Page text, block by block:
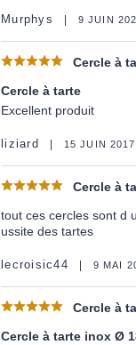
Murphys 9 JUIN
Cercle à
Cercle à tarte
Excellent produit
liziard 15 JUIN 2017
Cercle à
tout ces cercles sont d
ussite des tartes
lecroisic44 9 MAI
Cercle à
Cercle à tarte inox Ø